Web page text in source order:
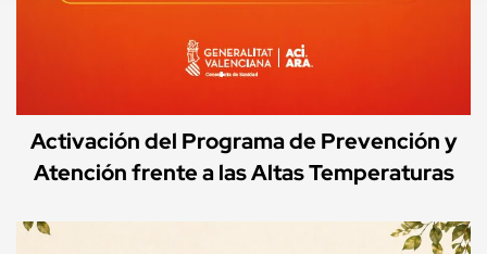
Activación del Programa de Prevención y
Atención frente a las Altas Temperaturas